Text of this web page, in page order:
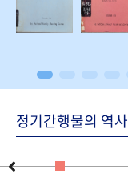
정기간행물의 역사